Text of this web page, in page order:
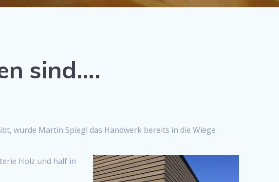
sind….
wurde Martin Spiegl das Handwerk bereits in die Wiege
Holz und half in